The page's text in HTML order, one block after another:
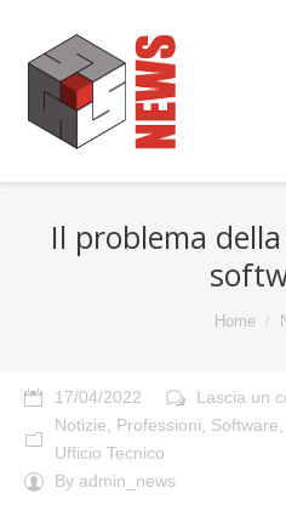
Il problema
Home
17/04/2022
Lascia un
Notizie
Professioni Software
Ufficio Tecnico
By admin_news